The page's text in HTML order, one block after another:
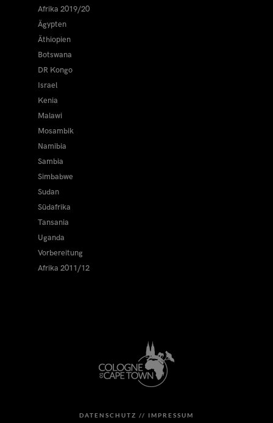
Afrika 2019/20
Ägypten
Äthiopien
Botswana
DR Kongo
Israel
Kenia
Malawi
Mosambik
Namibia
Sambia
Simbabwe
Sudan
Südafrika
Tansania
Uganda
Vorbereitung
Afrika 2011/12
DATENSCHUTZ // IMPRESSUM